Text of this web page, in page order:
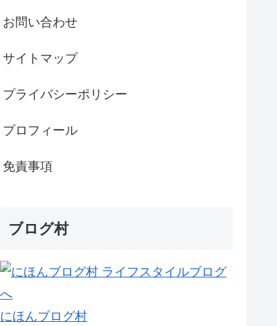
お問い合わせ
サイトマップ
プライバシーポリシー
プロフィール
免責事項
ブログ村
にほんブログ村